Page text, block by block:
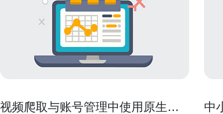
视频爬取与账号管理中使用原生香
中